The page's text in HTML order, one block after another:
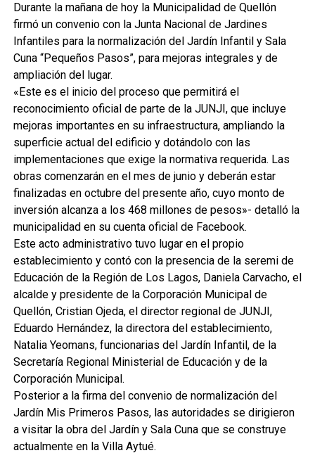
Durante la mañana de hoy la Municipalidad de Quellón
firmó un convenio con la Junta Nacional de Jardines
Infantiles para la normalización del Jardín Infantil y Sala
Cuna “Pequeños Pasos”, para mejoras integrales y de
ampliación del lugar.
«Este es el inicio del proceso que permitirá el
reconocimiento oficial de parte de la JUNJI, que incluye
mejoras importantes en su infraestructura, ampliando la
superficie actual del edificio y dotándolo con las
implementaciones que exige la normativa requerida. Las
obras comenzarán en el mes de junio y deberán estar
finalizadas en octubre del presente año, cuyo monto de
inversión alcanza a los 468 millones de pesos»- detalló la
municipalidad en su cuenta oficial de Facebook.
Este acto administrativo tuvo lugar en el propio
establecimiento y contó con la presencia de la seremi de
Educación de la Región de Los Lagos, Daniela Carvacho, el
alcalde y presidente de la Corporación Municipal de
Quellón, Cristian Ojeda, el director regional de JUNJI,
Eduardo Hernández, la directora del establecimiento,
Natalia Yeomans, funcionarias del Jardín Infantil, de la
Secretaría Regional Ministerial de Educación y de la
Corporación Municipal.
Posterior a la firma del convenio de normalización del
Jardín Mis Primeros Pasos, las autoridades se dirigieron
a visitar la obra del Jardín y Sala Cuna que se construye
actualmente en la Villa Aytué.